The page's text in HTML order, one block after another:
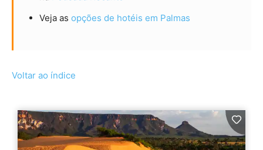
Veja as opções de hotéis em Palmas
Voltar ao índice